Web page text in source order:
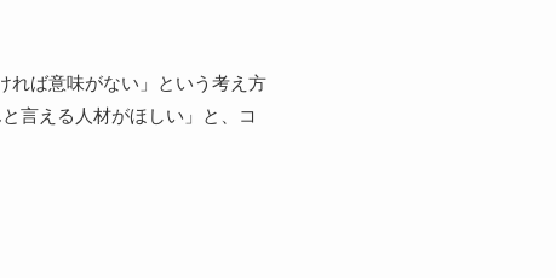
れば意味がない」という考え方
言える人材がほしい」と、コ